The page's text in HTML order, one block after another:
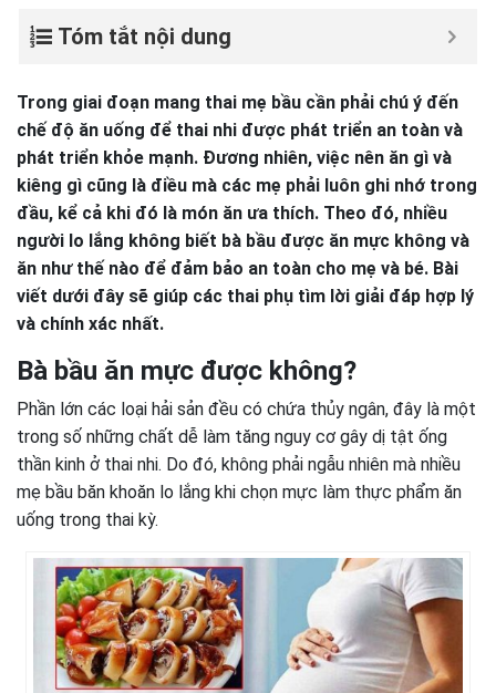
Tóm tắt nội dung
Trong giai đoạn mang thai mẹ bầu cần phải chú ý đến
chế độ ăn uống để thai nhi được phát triển an toàn và
phát triển khỏe mạnh. Đương nhiên, việc nên ăn gì và
kiêng gì cũng là điều mà các mẹ phải luôn ghi nhớ trong
đầu, kể cả khi đó là món ăn ưa thích. Theo đó, nhiều
người lo lắng không biết bà bầu được ăn mực không và
ăn như thế nào để đảm bảo an toàn cho mẹ và bé. Bài
viết dưới đây sẽ giúp các thai phụ tìm lời giải đáp hợp lý
và chính xác nhất.
Bà bầu ăn mực được không?
Phần lớn các loại hải sản đều có chứa thủy ngân, đây là một
trong số những chất dễ làm tăng nguy cơ gây dị tật ống
thần kinh ở thai nhi. Do đó, không phải ngẫu nhiên mà nhiều
mẹ bầu băn khoăn lo lắng khi chọn mực làm thực phẩm ăn
uống trong thai kỳ.